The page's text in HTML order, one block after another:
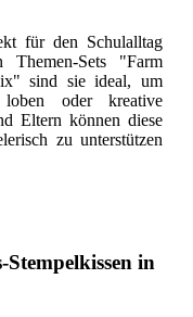
für den Schulalltag
Sets "Farm
sind sie ideal, um
oder kreative
Eltern können diese
zu unterstützen
in